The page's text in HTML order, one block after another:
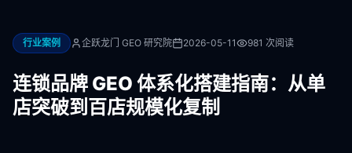
行业案例 企跃龙门 GEO 研究院 2026-05-11 981 次阅读
连锁品牌 GEO 体系化搭建指南：从单
店突破到百店规模化复制